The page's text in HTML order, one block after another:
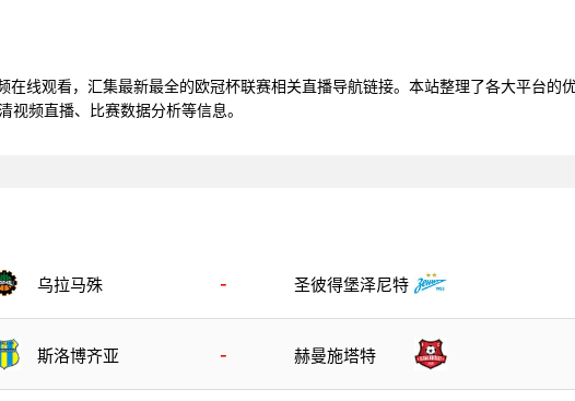
线观看，汇集最新最全的欧冠杯联赛相关直播导航链接。本站整理了各大平台的
频直播、比赛数据分析等信息。
乌拉马殊 - 圣彼得堡泽尼特
斯洛博齐亚 - 赫曼施塔特